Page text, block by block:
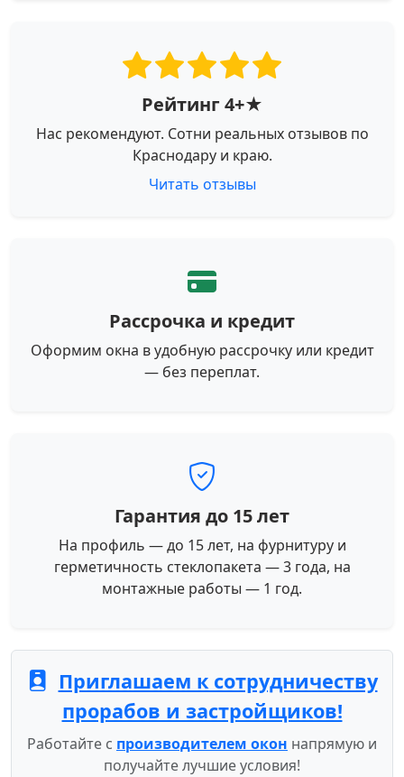
Рейтинг 4+★
Нас рекомендуют. Сотни реальных отзывов по
Краснодару и краю.
Читать отзывы
Рассрочка и кредит
Оформим окна в удобную рассрочку или кредит
— без переплат.
Гарантия до 15 лет
На профиль — до 15 лет, на фурнитуру и
герметичность стеклопакета — 3 года, на
монтажные работы — 1 год.
Приглашаем к сотрудничеству
прорабов и застройщиков!
Работайте с производителем окон напрямую и
получайте лучшие условия!